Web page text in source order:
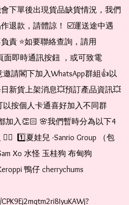
下單後出現貨品缺貨情況，我們
退款，請體諒！ ☑️運送途中遇
責 ⭐️如要聯絡查詢，請用
面即時通訊按鈕 ，或可致電
請閣下加入WhatsApp群組👍以
新貨上架消息💥預訂產品資訊💥
按個人卡通喜好加入不同群
加入👏🏻 🌸我們暫時分為以下4
1️⃣夏娃兒 -Sanrio Group （包
Xo 水怪 玉桂狗 布甸狗
鴨仔 cherrychums